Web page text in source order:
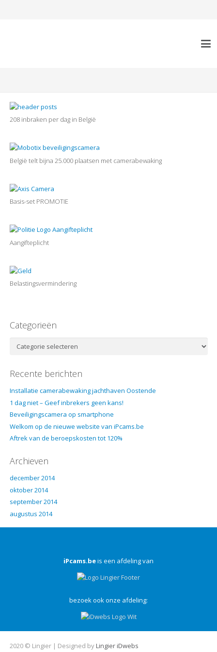
208 inbraken per dag in België
België telt bijna 25.000 plaatsen met camerabewaking
Basis-set PROMOTIE
Aangifteplicht
Belastingsvermindering
Categorieën
Recente berichten
Installatie camerabewaking jachthaven Oostende
1 dag niet – Geef inbrekers geen kans!
Beveiligingscamera op smartphone
Welkom op de nieuwe website van iPcams.be
Aftrek van de beroepskosten tot 120%
Archieven
december 2014
oktober 2014
september 2014
augustus 2014
iPcams.beis een afdeling van
bezoek ook onze afdeling:
2020 © Lingier | Designed byLingieriDwebs